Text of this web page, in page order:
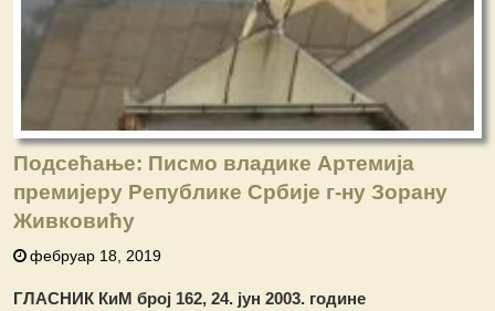
Подсећање: Писмо владике Артемија
премијеру Републике Србије г-ну Зорану
Живковићу
фебруар 18, 2019
ГЛАСНИК КиМ број 162, 24. јун 2003. године